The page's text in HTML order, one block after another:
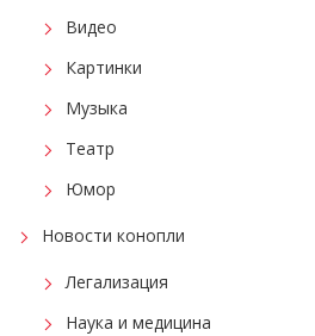
Видео
Картинки
Музыка
Театр
Юмор
Новости конопли
Легализация
Наука и медицина